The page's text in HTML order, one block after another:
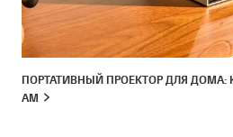
ПОРТАТИВНЫЙ ПРОЕКТОР ДЛЯ ДОМА:
АМ